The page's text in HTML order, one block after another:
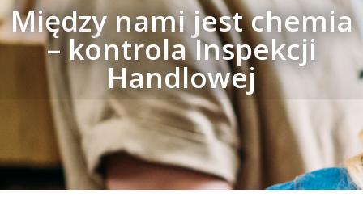
Między nami jest chemia
– kontrola Inspekcji
Handlowej